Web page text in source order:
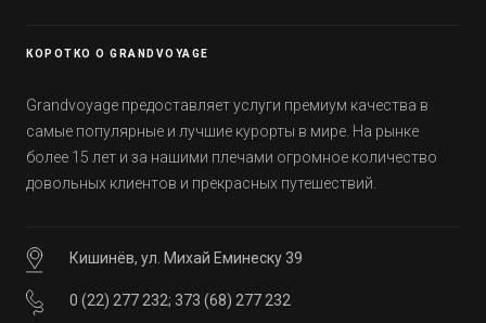
КОРОТКО О GRANDVOYAGE
Grandvoyage предоставляет услуги премиум качества в
самые популярные и лучшие курорты в мире. На рынке
более 15 лет и за нашими плечами огромное количество
довольных клиентов и прекрасных путешествий.
Кишинёв, ул. Михай Еминеску 39
0 (22) 277 232; 373 (68) 277 232